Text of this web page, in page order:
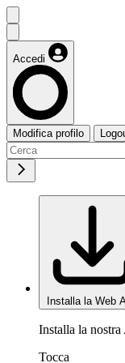
Accedi
Modifica profilo
Installa la Web
Installa la
Tocca